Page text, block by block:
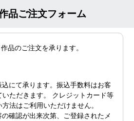
品ご注文フォーム
品のご注文を承ります。
込にて承ります。振込手数料はお客
いただきます。 クレジットカード等
法はご利用いただけません。
の確認が出来次第、ご登録されたメ